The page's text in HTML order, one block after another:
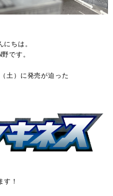
にちは。
です。
土）に発売が迫った
す！